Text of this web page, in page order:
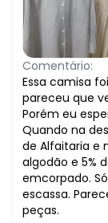
Comentário:
Essa camisa
pareceu que
Porém eu
Quando na
de Alfaitaria e
algodão e 5%
emcorpado.
escassa.
peças.